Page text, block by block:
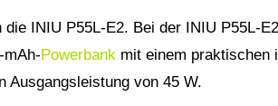
die INIU P55L-E2. Bei der INIU P55L-
mAh-Powerbank mit einem praktischen
Ausgangsleistung von 45 W.